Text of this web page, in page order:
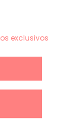
exclusivos